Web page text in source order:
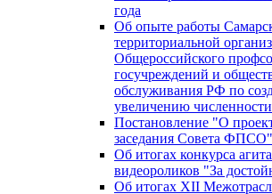
года
Об опыте работы
территориальной
Общероссийского
госучреждений и
обслуживания РФ по
увеличению
Постановление "О
заседания Совета ФПСО"
Об итогах конкурса
видеороликов "За
Об итогах XII